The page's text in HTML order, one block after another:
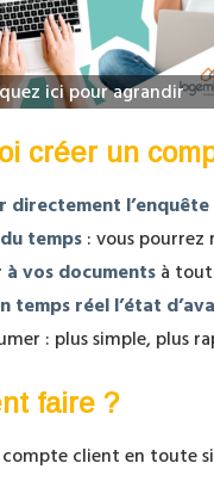
ici pour agrandir
créer un
directement l’enquête
temps : vous pourrez
à vos documents à
temps réel l’état
: plus simple, plus
faire ?
client en toute